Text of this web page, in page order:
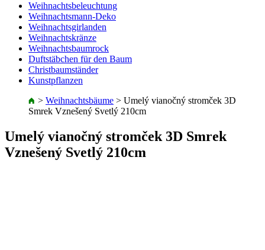
Weihnachtsbeleuchtung
Weihnachtsmann-Deko
Weihnachtsgirlanden
Weihnachtskränze
Weihnachtsbaumrock
Duftstäbchen für den Baum
Christbaumständer
Kunstpflanzen
> Weihnachtsbäume > Umelý vianočný stromček 3D
Smrek Vznešený Svetlý 210cm
Umelý vianočný stromček 3D Smrek
Vznešený Svetlý 210cm